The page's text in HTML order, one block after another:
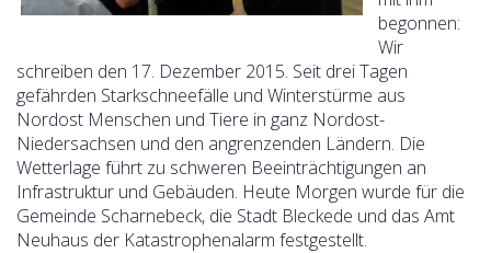
begonnen:
Wir
schreiben den 17. Dezember 2015. Seit drei Tagen
gefährden Starkschneefälle und Winterstürme aus
Nordost Menschen und Tiere in ganz Nordost-
Niedersachsen und den angrenzenden Ländern. Die
Wetterlage führt zu schweren Beeinträchtigungen an
Infrastruktur und Gebäuden. Heute Morgen wurde für die
Gemeinde Scharnebeck, die Stadt Bleckede und das Amt
Neuhaus der Katastrophenalarm festgestellt.